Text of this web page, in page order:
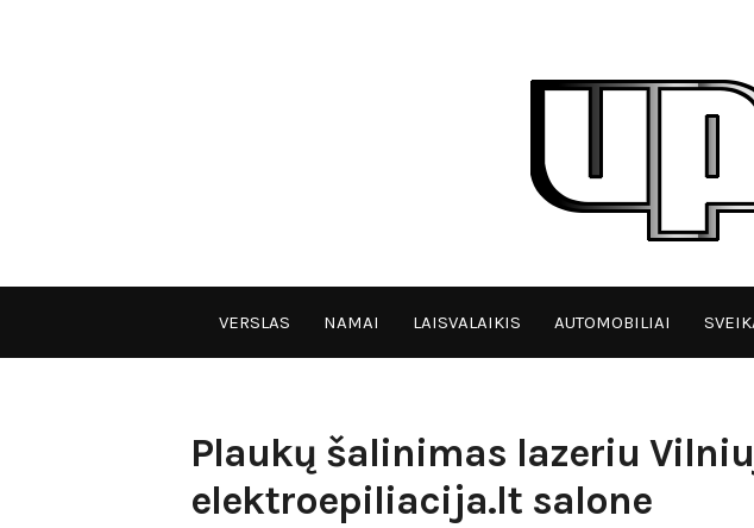
VPULF
VERSLAS NAMAI LAISVALAIKIS AUTOMOBILIAI
Plaukų šalinimas lazeriu
elektroepiliacija.lt salone